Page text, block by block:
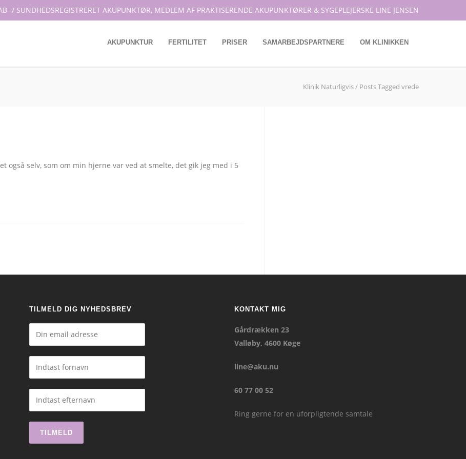
-/ SUNDHEDSREGISTRERET AKUPUNKTØR, MEDLEM AF PRAKTISERENDE AKUPUNKTØRER & SYGEPLEJERSKE LINE JENSEN
AKUPUNKTUR FERTILITET PRISER SAMARBEJDSPARTNERE OM KLINIKKEN
Klinik Naturligvis/ Posts Tagged vrede
også selv, som om min hjerne var ved at smelte, det gik jeg med i 5
TILMELD DIG NYHEDSBREV KONTAKT MIG
Gårdrækken 23
Valløby, 4600 Køge
line@aku.nu
60 77 00 52
Ring gerne for en uforpligtende samtale